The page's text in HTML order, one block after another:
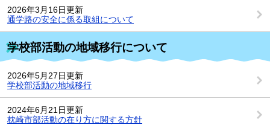
2026年3月16日更新
通学路の安全に係る取組について
学校部活動の地域移行について
2026年5月27日更新
学校部活動の地域移行
2024年6月21日更新
枕崎市部活動の在り方に関する方針